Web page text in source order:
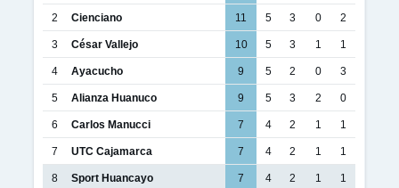
2 Cienciano 11 5 3 0 2
3 César Vallejo 10 5 3 1 1
4 Ayacucho 9 5 2 0 3
5 Alianza Huanuco 9 5 3 2 0
6 Carlos Manucci 7 4 2 1 1
7 UTC Cajamarca 7 4 2 1 1
8 Sport Huancayo 7 4 2 1 1